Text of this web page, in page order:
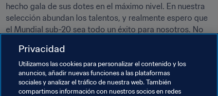
hecho gala de sus dotes en el máximo nivel. En nuestra
selección abundan los talentos, y realmente espero que
el Mundial sub-20 sea todo un éxito para nosotros. No
mayo".
Temas relacionados
Privacidad
Utilizamos las cookies para personalizar el contenido y los
anuncios, añadir nuevas funciones a las plataformas
sociales y analizar el tráfico de nuestra web. También
compartimos información con nuestros socios en redes